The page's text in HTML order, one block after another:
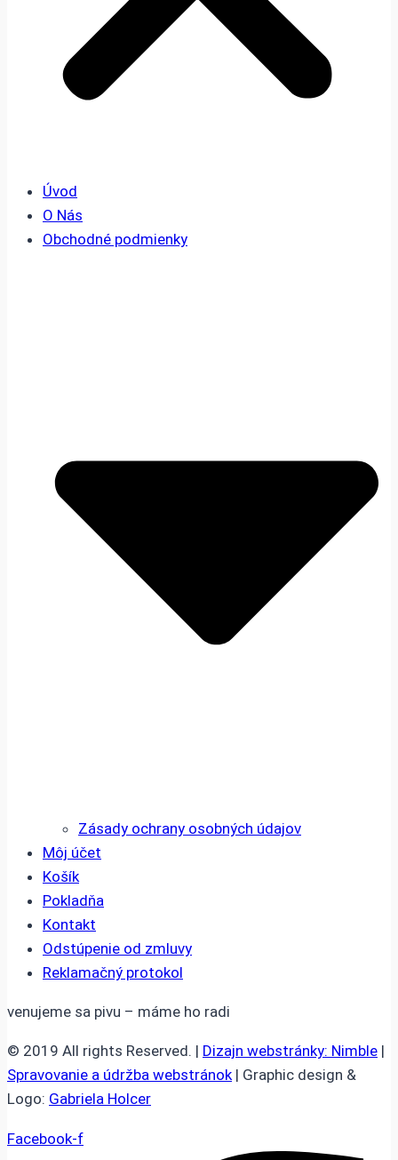
Úvod
O Nás
Obchodné podmienky
Zásady ochrany osobných údajov
Môj účet
Košík
Pokladňa
Kontakt
Odstúpenie od zmluvy
Reklamačný protokol
venujeme sa pivu – máme ho radi
© 2019 All rights Reserved. | Dizajn webstránky: Nimble |
Spravovanie a údržba webstránok | Graphic design &
Logo: Gabriela Holcer
Facebook-f